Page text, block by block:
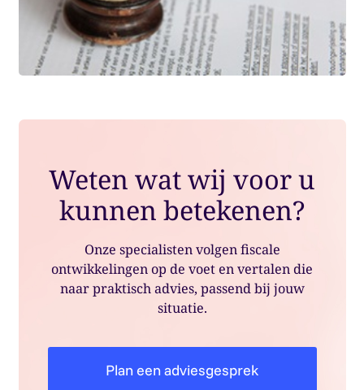
Weten wat wij voor u
kunnen betekenen?
Onze specialisten volgen fiscale
ontwikkelingen op de voet en vertalen die
naar praktisch advies, passend bij jouw
situatie.
Plan een adviesgesprek